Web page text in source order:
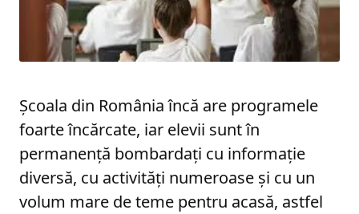
Școala din România încă are programele
foarte încărcate, iar elevii sunt în
permanență bombardați cu informație
diversă, cu activități numeroase și cu un
volum mare de teme pentru acasă, astfel